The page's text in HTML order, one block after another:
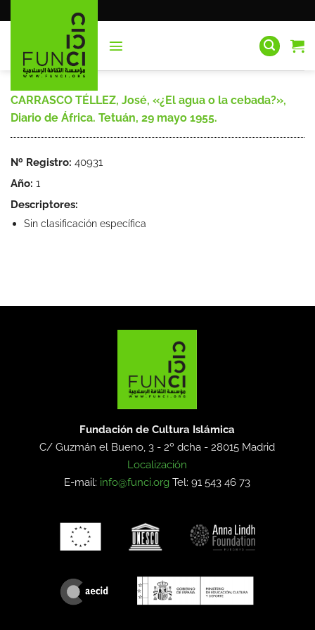
al
CARRASCO TÉLLEZ, José, «¿El agua o la cebada?»,
Diario de África. Tetuán, 29 mayo 1955.
Nº Registro: 40931
Año: 1
Descriptores:
Sin clasificación específica
Fundación de Cultura Islámica
C/ Guzmán el Bueno, 3 - 2º dcha -28015 Madrid
Localización
E-mail: info@funci.org Tel: 91 543 46 73